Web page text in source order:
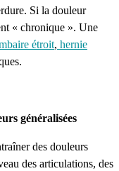
Si la douleur
« chronique ». Une
étroit, hernie
généralisées
des douleurs
des articulations, des